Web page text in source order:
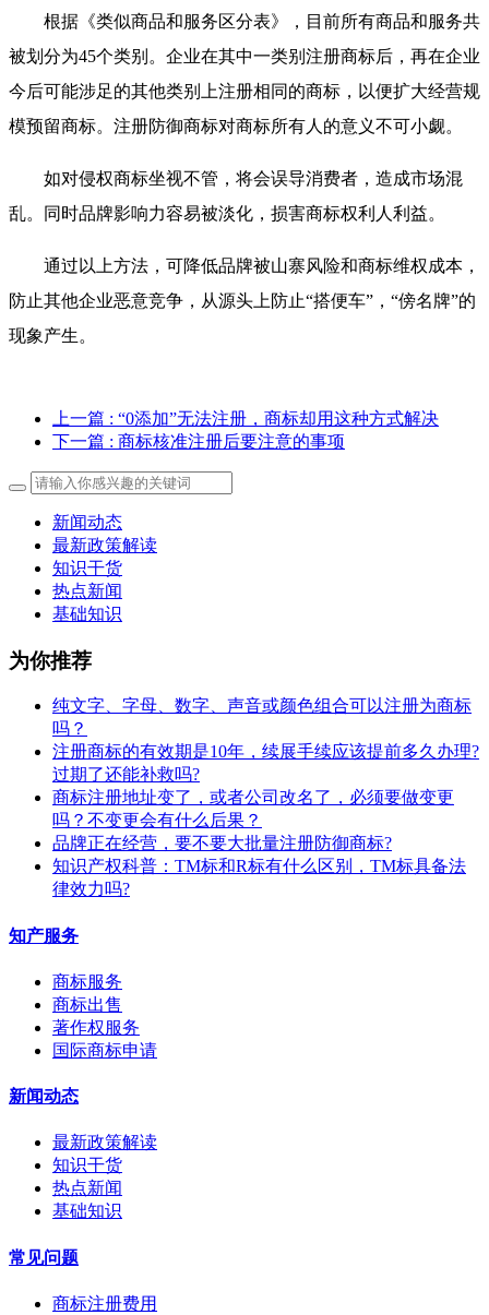
根据《类似商品和服务区分表》，目前所有商品和服务共
被划分为45个类别。企业在其中一类别注册商标后，再在企业
今后可能涉足的其他类别上注册相同的商标，以便扩大经营规
模预留商标。注册防御商标对商标所有人的意义不可小觑。
如对侵权商标坐视不管，将会误导消费者，造成市场混
乱。同时品牌影响力容易被淡化，损害商标权利人利益。
通过以上方法，可降低品牌被山寨风险和商标维权成本，
防止其他企业恶意竞争，从源头上防止“搭便车”，“傍名牌”的
现象产生。
上一篇 : “0添加”无法注册，商标却用这种方式解决
下一篇 : 商标核准注册后要注意的事项
新闻动态
最新政策解读
知识干货
热点新闻
基础知识
为你推荐
纯文字、字母、数字、声音或颜色组合可以注册为商标
吗？
注册商标的有效期是10年，续展手续应该提前多久办理?
过期了还能补救吗?
商标注册地址变了，或者公司改名了，必须要做变更
吗？不变更会有什么后果？
​品牌正在经营，要不要大批量注册防御商标?
知识产权科普：TM标和R标有什么区别，TM标具备法
律效力吗?
知产服务
商标服务
商标出售
著作权服务
国际商标申请
新闻动态
最新政策解读
知识干货
热点新闻
基础知识
常见问题
商标注册费用